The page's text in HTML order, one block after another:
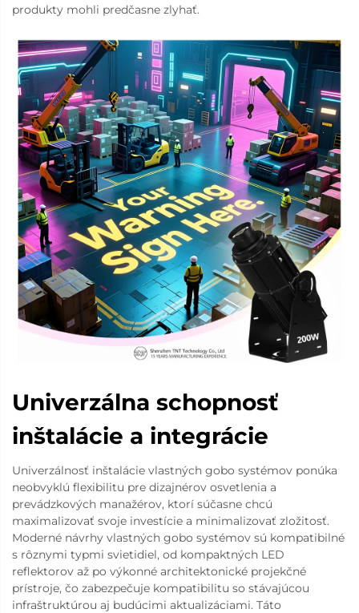
produkty mohli predčasne zlyhať.
Univerzálna schopnosť
inštalácie a integrácie
Univerzálnosť inštalácie vlastných gobo systémov ponúka
neobvyklú flexibilitu pre dizajnérov osvetlenia a
prevádzkových manažérov, ktorí súčasne chcú
maximalizovať svoje investície a minimalizovať zložitosť.
Moderné návrhy vlastných gobo systémov sú kompatibilné
s rôznymi typmi svietidiel, od kompaktných LED
reflektorov až po výkonné architektonické projekčné
prístroje, čo zabezpečuje kompatibilitu so stávajúcou
infraštruktúrou aj budúcimi aktualizáciami. Táto